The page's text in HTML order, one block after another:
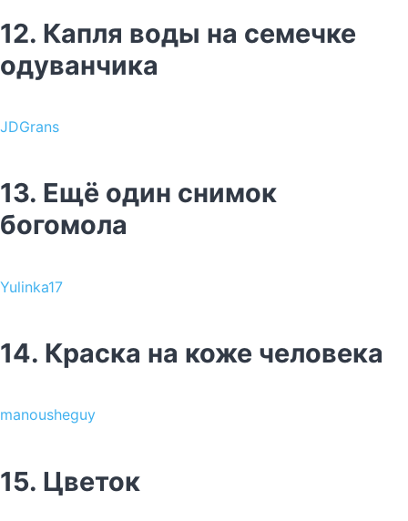
12. Капля воды на семечке
одуванчика
JDGrans
13. Ещё один снимок
богомола
Yulinka17
14. Краска на коже человека
manousheguy
15. Цветок